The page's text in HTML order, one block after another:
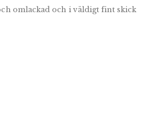
omlackad och i väldigt fint skick